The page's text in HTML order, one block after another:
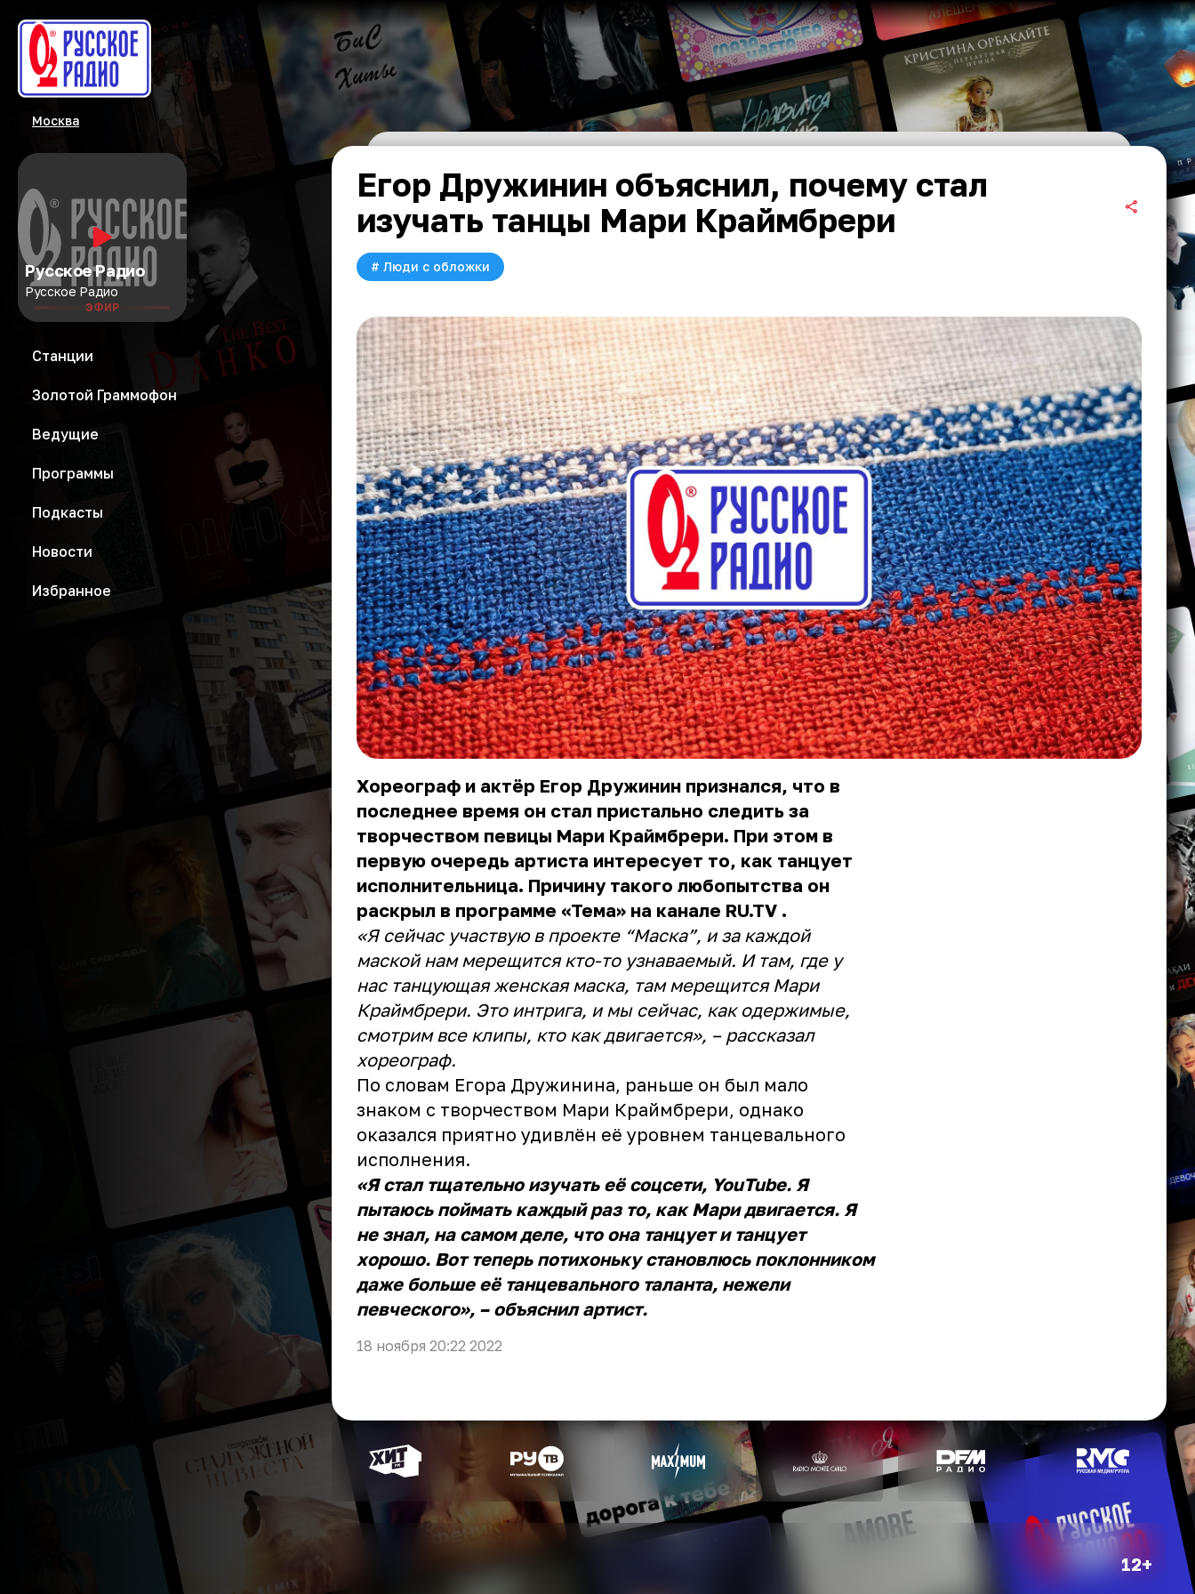
Москва
Русское Радио
Русское Радио
ЭФИР
Станции
Золотой Граммофон
Ведущие
Программы
Подкасты
Новости
Избранное
Егор Дружинин объяснил, почему стал
изучать танцы Мари Краймбрери
# Люди с обложки
Хореограф и актёр Егор Дружинин признался, что в
последнее время он стал пристально следить за
творчеством певицы Мари Краймбрери. При этом в
первую очередь артиста интересует то, как танцует
исполнительница. Причину такого любопытства он
раскрыл в программе «Тема» на канале RU.TV .
«Я сейчас участвую в проекте “Маска”, и за каждой
маской нам мерещится кто-то узнаваемый. И там, где у
нас танцующая женская маска, там мерещится Мари
Краймбрери. Это интрига, и мы сейчас, как одержимые,
смотрим все клипы, кто как двигается», – рассказал
хореограф.
По словам Егора Дружинина, раньше он был мало
знаком с творчеством Мари Краймбрери, однако
оказался приятно удивлён её уровнем танцевального
исполнения.
«Я стал тщательно изучать её соцсети, YouTube. Я
пытаюсь поймать каждый раз то, как Мари двигается. Я
не знал, на самом деле, что она танцует и танцует
хорошо. Вот теперь потихоньку становлюсь поклонником
даже больше её танцевального таланта, нежели
певческого», – объяснил артист.
18 ноября 20:22 2022
12+